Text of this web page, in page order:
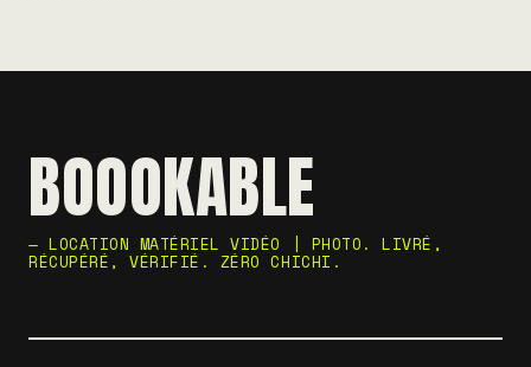
BOOOKABLE
— LOCATION MATÉRIEL VIDÉO | PHOTO. LIVRÉ,
RÉCUPÉRÉ, VÉRIFIÉ. ZÉRO CHICHI.